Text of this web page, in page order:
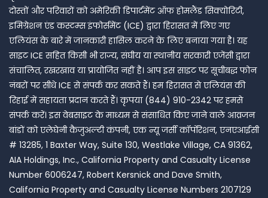
दोस्तों और परिवारों को अमेरिकी डिपार्टमेंट ऑफ होमलैंड सिक्योरिटी,
इमिग्रेशन एंड कस्टम्स इंफोर्समेंट (ICE) द्वारा हिरासत में लिए गए
एलियंस के बारे में जानकारी हासिल करने के लिए बनाया गया है। यह
साइट ICE सहित किसी भी राज्य, संघीय या स्थानीय सरकारी एजेंसी द्वारा
संचालित, रखरखाव या प्रायोजित नहीं है। आप इस साइट पर सूचीबद्ध फोन
नंबरों पर सीधे ICE से संपर्क कर सकते हैं। हम हिरासत से एलियंस की
रिहाई में सहायता प्रदान करते हैं। कृपया (844) 910-2342 पर हमसे
संपर्क करें। इस वेबसाइट के माध्यम से संसाधित किए जाने वाले आव्रजन
बांडों को एलेघेनी कैजुअल्टी कंपनी, एक न्यू जर्सी कॉर्पोरेशन, एनएआईसी
# 13285, 1 Baxter Way, Suite 130, Westlake Village, CA 91362,
AIA Holdings, Inc., California Property and Casualty License
Number 6006247, Robert Kersnick and Dave Smith,
California Property and Casualty License Numbers 2107129